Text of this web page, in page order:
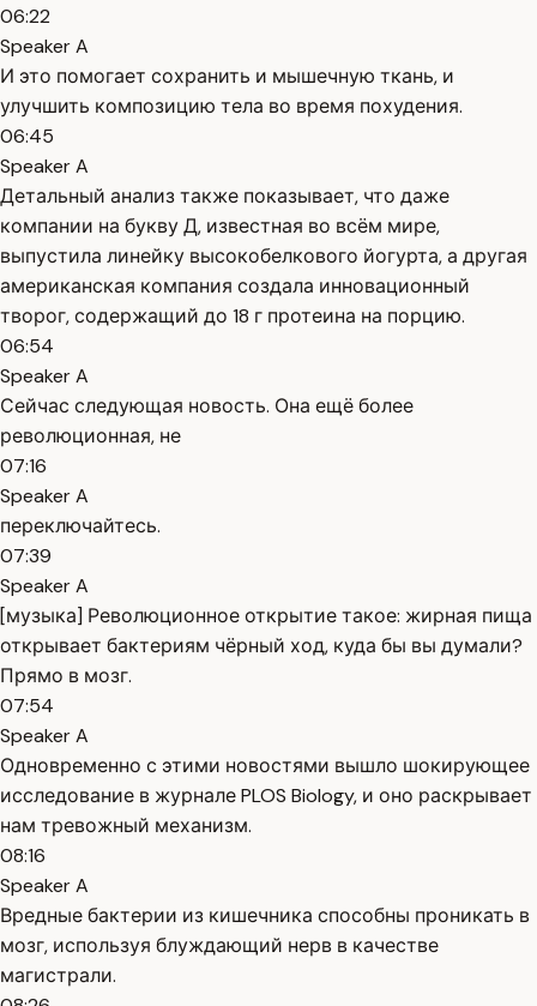
06:22
Speaker A
И это помогает сохранить и мышечную ткань, и
улучшить композицию тела во время похудения.
06:45
Speaker A
Детальный анализ также показывает, что даже
компании на букву Д, известная во всём мире,
выпустила линейку высокобелкового йогурта, а другая
американская компания создала инновационный
творог, содержащий до 18 г протеина на порцию.
06:54
Speaker A
Сейчас следующая новость. Она ещё более
революционная, не
07:16
Speaker A
переключайтесь.
07:39
Speaker A
[музыка] Революционное открытие такое: жирная пища
открывает бактериям чёрный ход, куда бы вы думали?
Прямо в мозг.
07:54
Speaker A
Одновременно с этими новостями вышло шокирующее
исследование в журнале PLOS Biology, и оно раскрывает
нам тревожный механизм.
08:16
Speaker A
Вредные бактерии из кишечника способны проникать в
мозг, используя блуждающий нерв в качестве
магистрали.